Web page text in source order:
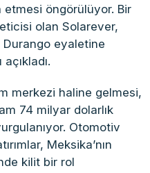
öngörülüyor. Bir
olan Solarever,
Durango eyaletine
açıkladı.
merkezi haline gelmesi,
74 milyar dolarlık
Otomotiv
Meksika’nın
kilit bir rol